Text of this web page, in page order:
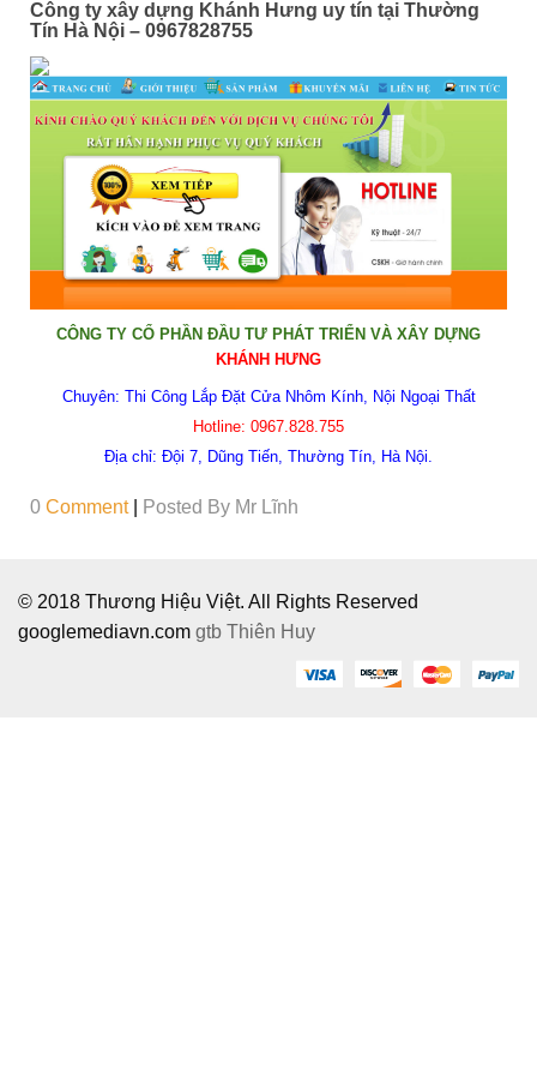
Công ty xây dựng Khánh Hưng uy tín tại Thường
Tín Hà Nội – 0967828755
CÔNG TY CỔ PHẦN ĐẦU TƯ PHÁT TRIỂN VÀ XÂY DỰNG
KHÁNH HƯNG
Chuyên: Thi Công Lắp Đặt Cửa Nhôm Kính, Nội Ngoại Thất
Hotline: 0967.828.755
Địa chỉ: Đội 7, Dũng Tiến, Thường Tín, Hà Nội.
0 Comment Posted By Mr Lĩnh
© 2018 Thương Hiệu Việt. All Rights Reserved
googlemediavn.com gtb Thiên Huy